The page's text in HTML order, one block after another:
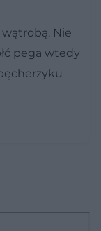
Nie
pega wtedy